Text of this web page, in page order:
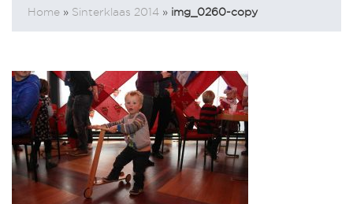
Home » Sinterklaas 2014 » img_0260-copy